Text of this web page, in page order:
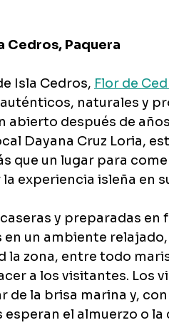
Cedros, Paquera
Isla Cedros, Flor de
naturales y
después de
Dayana Cruz Loria,
que un lugar para
experiencia isleña en
y preparadas en
un ambiente
la zona, entre todo
a los visitantes. Los
la brisa marina y,
el almuerzo o la